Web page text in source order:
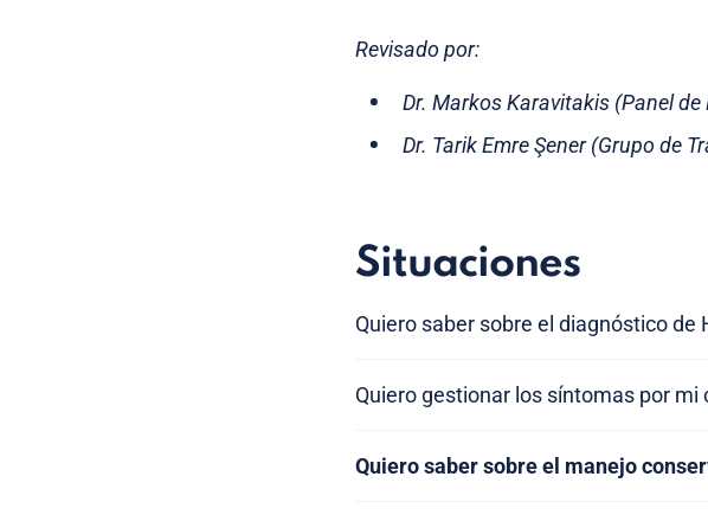
Revisado por:
Dr. Markos Karavitakis (Panel
Dr. Tarik Emre Şener (Grupo de
Situaciones
Quiero saber sobre el diagnóstico de
Quiero gestionar los síntomas por mi
Quiero saber sobre el manejo